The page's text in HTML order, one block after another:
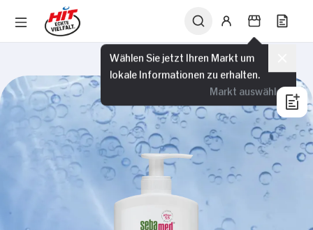
Wählen Sie jetzt Ihren Markt um
lokale Informationen zu erhalten.
Markt auswählen